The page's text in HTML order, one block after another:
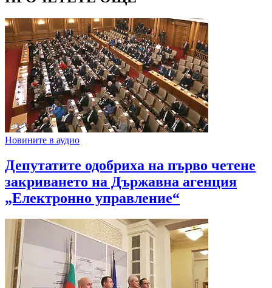
Новините в аудио
Депутатите одобриха на първо четене
закриването на Държавна агенция
„Електронно управление“